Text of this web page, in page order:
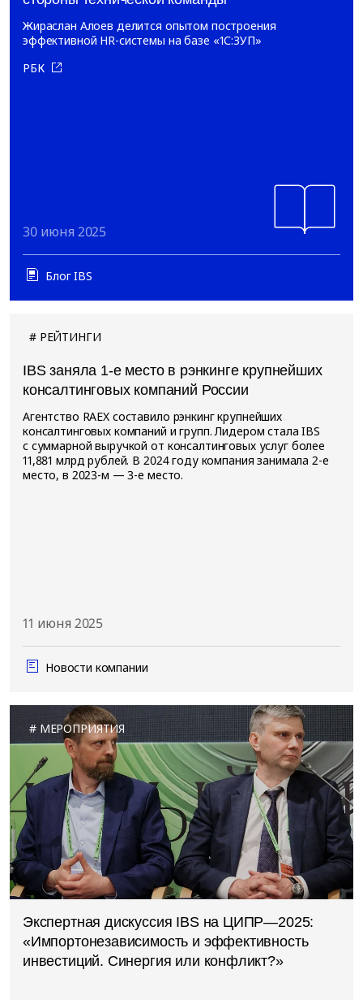
Жираслан Алоев делится опытом построения
эффективной HR-системы на базе «1С:ЗУП»
РБК
30 июня 2025
Блог IBS
РЕЙТИНГИ
IBS заняла 1-е место в рэнкинге крупнейших
консалтинговых компаний России
Агентство RAEX составило рэнкинг крупнейших
консалтинговых компаний и групп. Лидером стала IBS
с суммарной выручкой от консалтинговых услуг более
11,881 млрд рублей. В 2024 году компания занимала 2-е
место, в 2023-м — 3-е место.
11 июня 2025
Новости компании
МЕРОПРИЯТИЯ
Экспертная дискуссия IBS на ЦИПР—2025:
«Импортонезависимость и эффективность
инвестиций. Синергия или конфликт?»